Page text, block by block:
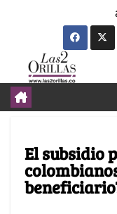
El subsidio